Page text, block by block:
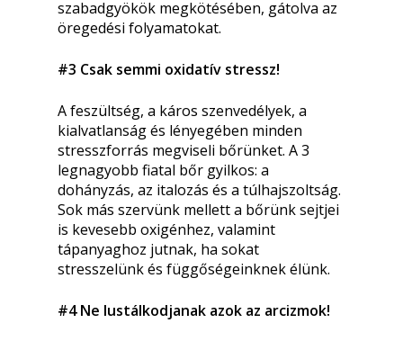
szabadgyökök megkötésében, gátolva az
öregedési folyamatokat.
#3 Csak semmi oxidatív stressz!
A feszültség, a káros szenvedélyek, a
kialvatlanság és lényegében minden
stresszforrás megviseli bőrünket. A 3
legnagyobb fiatal bőr gyilkos: a
dohányzás, az italozás és a túlhajszoltság.
Sok más szervünk mellett a bőrünk sejtjei
is kevesebb oxigénhez, valamint
tápanyaghoz jutnak, ha sokat
stresszelünk és függőségeinknek élünk.
#4 Ne lustálkodjanak azok az arcizmok!